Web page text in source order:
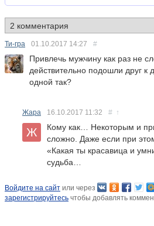
Ти-гра 01.10.2017 14:27 #
Привлечь мужчину как раз не
действительно подошли друг к
одной так?
Жара 16.10.2017 11:32 # ↑
Кому как… Некоторым и
сложно. Даже если при
«Какая ты красавица и
судьба…
Войдите на сайт или через
зарегистрируйтесь чтобы добавлять